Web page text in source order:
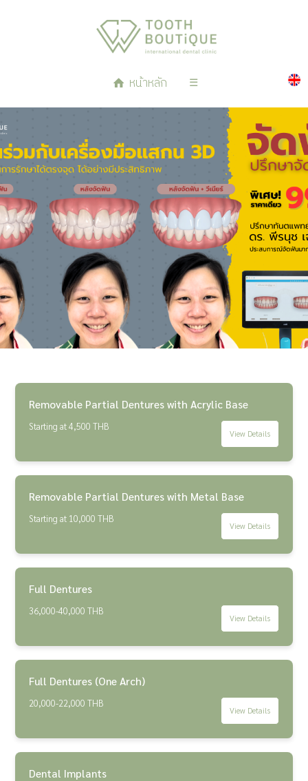
หน้าหลัก ☰
Removable Partial Dentures with Acrylic Base
Starting at 4,500 THB
View Details
Removable Partial Dentures with Metal Base
Starting at 10,000 THB
View Details
Full Dentures
36,000-40,000 THB
View Details
Full Dentures (One Arch)
20,000-22,000 THB
View Details
Dental Implants